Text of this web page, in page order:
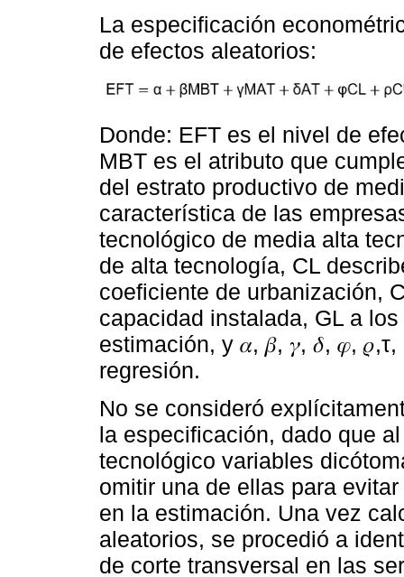
La especificación
de efectos aleatorios:
Donde: EFT es el nivel de
MBT es el atributo que
del estrato productivo de
característica de las
tecnológico de media alta
de alta tecnología, CL
coeficiente de urbanización,
capacidad instalada, GL a
estimación, y 𝛼, 𝛽, 𝛾, 𝛿, 𝜑,
regresión.
No se consideró
la especificación, dado que
tecnológico variables
omitir una de ellas para
en la estimación. Una vez
aleatorios, se procedió a
de corte transversal en las